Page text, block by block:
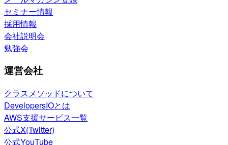
セミナー情報
採用情報
会社説明会
勉強会
運営会社
クラスメソッドについて
DevelopersIOとは
AWS支援サービス一覧
公式X(Twitter)
公式YouTube